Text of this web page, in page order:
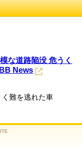
な道路陥没 危うく
News
難を逃れた車